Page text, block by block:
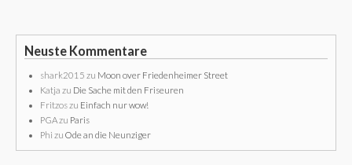
Neuste Kommentare
shark2015 zu Moon over Friedenheimer Street
Katja zu Die Sache mit den Friseuren
Fritzoszu Einfach nur wow!
PGAzu Paris
Phi zu Ode an die Neunziger